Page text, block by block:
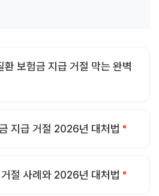
보험금 지급 거절 막는 완벽
지급 거절 2026년 대처법
절 사례와 2026년 대처법